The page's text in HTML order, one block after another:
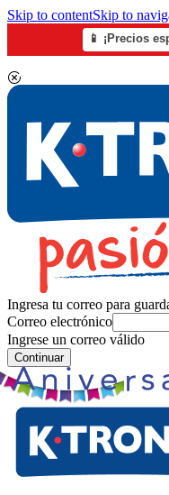
Skip to contentSkip to
📱 ¡Precios
Ingresa tu correo para
Correo electrónico
Ingrese un correo válido
Continuar